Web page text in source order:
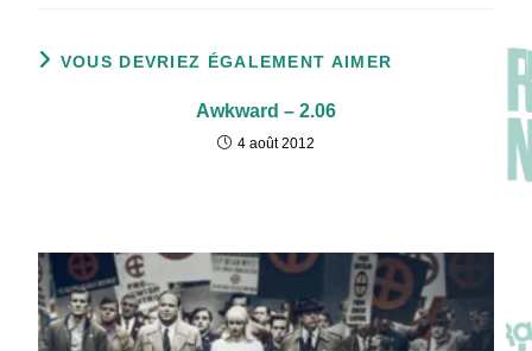
VOUS DEVRIEZ ÉGALEMENT AIMER
Awkward – 2.06
4 août 2012